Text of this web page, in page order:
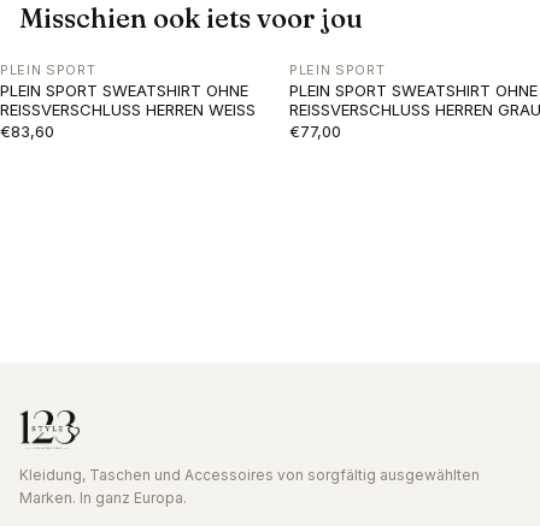
Misschien ook iets voor jou
PLEIN SPORT
PLEIN SPORT SWEATSHIRT OHNE
REISSVERSCHLUSS HERREN WEISS
€83,60
PLEIN SPORT
PLEIN SPORT SWEATSHIRT OHNE
REISSVERSCHLUSS HERREN GRAU
€77,00
Kleidung, Taschen und Accessoires von sorgfältig ausgewählten
Marken. In ganz Europa.